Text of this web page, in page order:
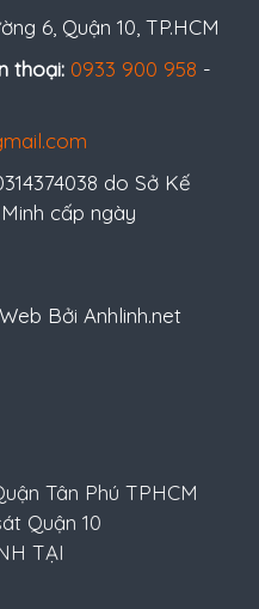
6, Quận 10, TP.HCM
thoại: 0933 900 958 -
do Sở Kế
cấp ngày
Bởi Anhlinh.net
Tân Phú TPHCM
Quận 10
TẠI